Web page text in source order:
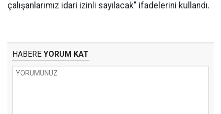
çalışanlarımız idari izinli sayılacak" ifadelerini kullandı.
HABERE YORUM KAT